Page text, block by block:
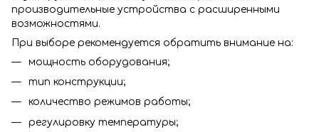
производительные устройства с расширенными
возможностями.
При выборе рекомендуется обратить внимание на:
мощность оборудования;
тип конструкции;
количество режимов работы;
регулировку температуры;